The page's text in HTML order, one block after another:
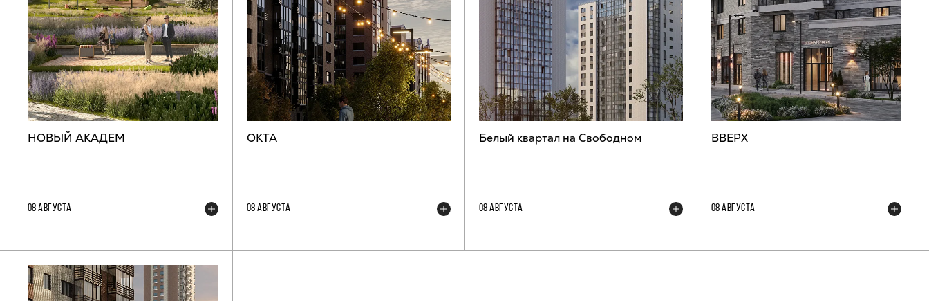
НОВЫЙ АКАДЕМ
08 АВГУСТА
ОКТА
08 АВГУСТА
Белый квартал на Свободном
08 АВГУСТА
ВВЕРХ
08 АВГУСТА